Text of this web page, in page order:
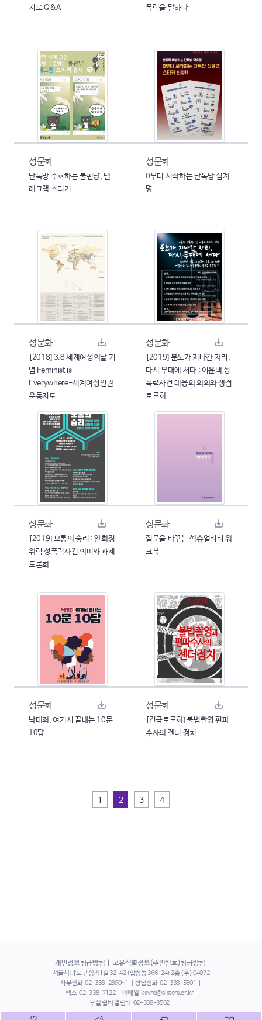
지로 Q&A
폭력을 말하다
성문화
단톡방 수호하는 불편냥, 텔
레그램 스티커
성문화
0부터 시작하는 단톡방 십계
명
성문화
[2018] 3.8 세계여성의날 기
념 Feminist is
Everywhere-세계여성인권
운동지도
성문화
[2019] 분노가 지나간 자리,
다시 무대에 서다 : 이윤택 성
폭력사건 대응의 의의와 쟁점
토론회
성문화
[2019] 보통의 승리 : 안희정
위력 성폭력사건 의미와 과제
토론회
성문화
질문을 바꾸는 섹슈얼리티 워
크북
성문화
낙태죄, 여기서 끝내는 10문
10답
성문화
[긴급토론회] 불법촬영 편파
수사의 젠더 정치
1 2 3 4
개인정보취급방침 고유식별정보(주민번호)취급방침
서울시 마포구 성지1길 32-42 (합정동 366-24) 2층 (우) 04072
사무전화 02-338-2890~1 상담전화 02-338-5801
팩스 02-338-7122 이메일 ksvrc@sisters.or.kr
부설 쉼터 열림터 02-338-3562